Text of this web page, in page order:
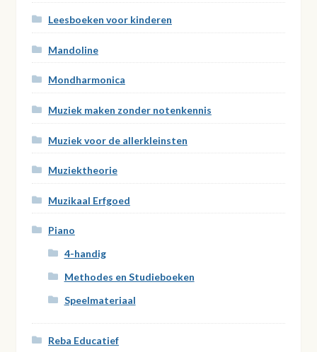
Leesboeken voor kinderen
Mandoline
Mondharmonica
Muziek maken zonder notenkennis
Muziek voor de allerkleinsten
Muziektheorie
Muzikaal Erfgoed
Piano
4-handig
Methodes en Studieboeken
Speelmateriaal
Reba Educatief